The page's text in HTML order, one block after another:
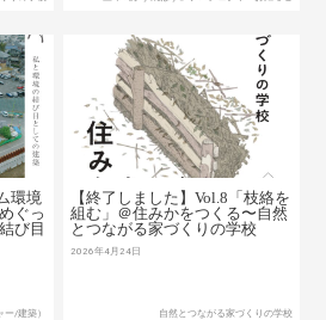
環境
ぐっ
び目
/建築）
【終了しました】Vol.8「枝絡を
組む」＠住みかをつくる〜自然
とつながる家づくりの学校
2026年4月24日
自然とつながる家づくりの学校